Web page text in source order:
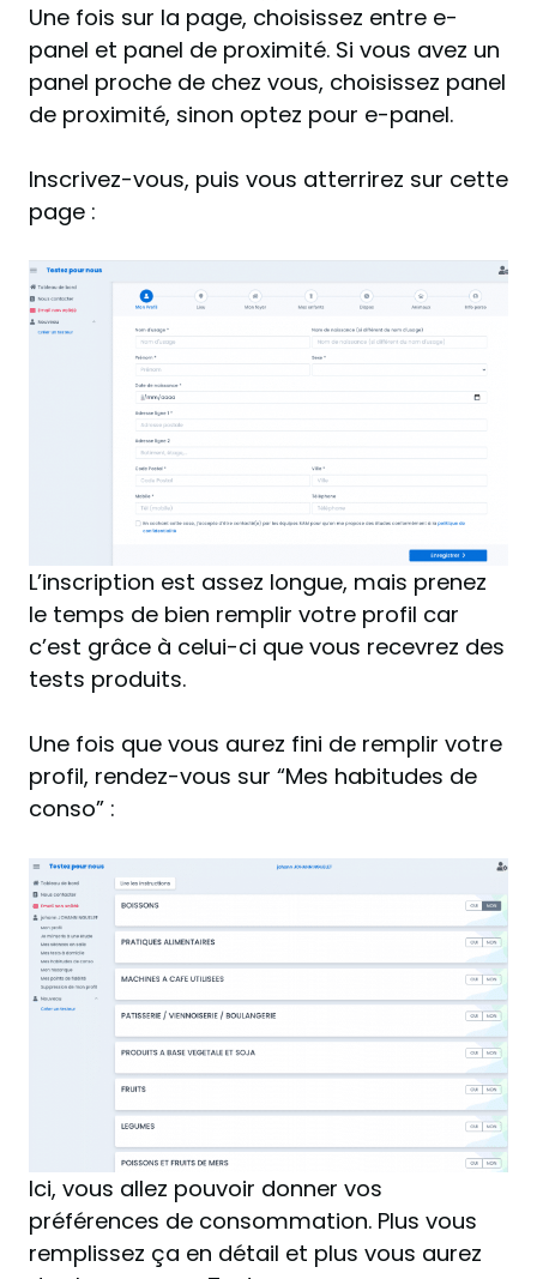
Une fois sur la page, choisissez entre e-
panel et panel de proximité. Si vous avez un
panel proche de chez vous, choisissez panel
de proximité, sinon optez pour e-panel.
Inscrivez-vous, puis vous atterrirez sur cette
page :
L’inscription est assez longue, mais prenez
le temps de bien remplir votre profil car
c’est grâce à celui-ci que vous recevrez des
tests produits.
Une fois que vous aurez fini de remplir votre
profil, rendez-vous sur “Mes habitudes de
conso” :
Ici, vous allez pouvoir donner vos
préférences de consommation. Plus vous
remplissez ça en détail et plus vous aurez